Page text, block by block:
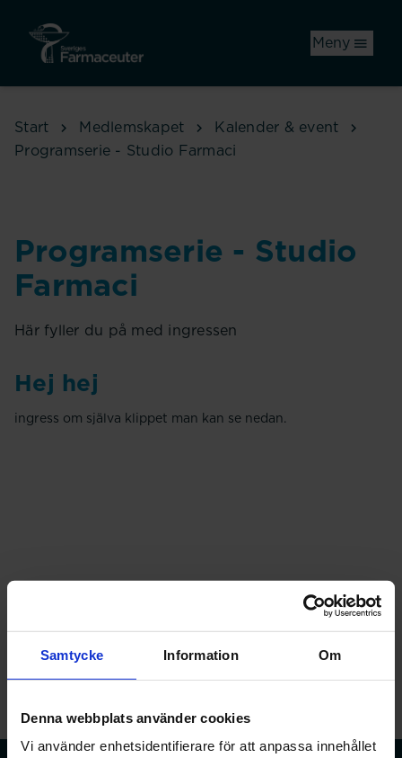
Samtycke Information Om
Denna webbplats använder cookies
Vi använder enhetsidentifierare för att anpassa innehållet
Meny
Start Medlemskapet
Kalender & event
Programserie - Studio Farmaci
Programserie - Studio
Farmaci
Här fyller du på med ingressen
Hej hej
ingress om själva klippet man kan se nedan.